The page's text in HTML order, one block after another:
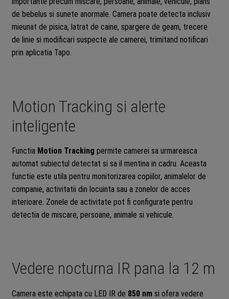
de bebelus si sunete anormale. Camera poate detecta inclusiv
mieunat de pisica, latrat de caine, spargere de geam, trecere
de linie si modificari suspecte ale camerei, trimitand notificari
prin aplicatia Tapo.
Motion Tracking si alerte
inteligente
Functia Motion Tracking permite camerei sa urmareasca
automat subiectul detectat si sa il mentina in cadru. Aceasta
functie este utila pentru monitorizarea copiilor, animalelor de
companie, activitatii din locuinta sau a zonelor de acces
interioare. Zonele de activitate pot fi configurate pentru
detectia de miscare, persoane, animale si vehicule.
Vedere nocturna IR pana la 12 m
Camera este echipata cu LED IR de 850 nmsi ofera vedere